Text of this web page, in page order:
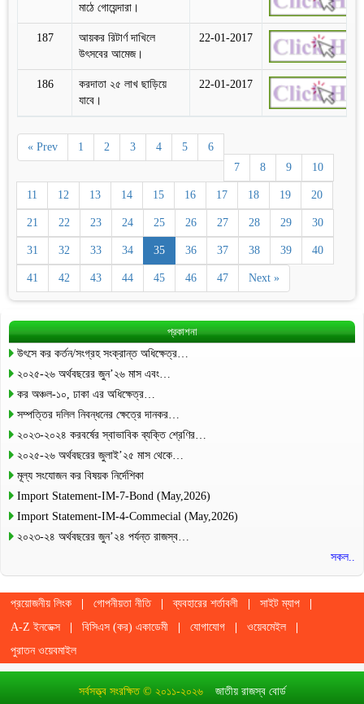
মাঠে গোয়েন্দারা।
187
আয়কর রিটার্ণ দাখিলে
উৎসবের আমেজ।
22-01-2017
186
করদাতা ২৫ লাখ ছাড়িয়ে
যাবে।
22-01-2017
« Prev 1 2 3 4 5
6
7
8 9 10
11 12 13 14 15 16 17 18 19 20
21 22 23 24 25 26 27 28 29 30
31 32 33 34 35 36 37 38 39 40
41 42 43 44 45 46 47 Next »
প্রকাশনা
উৎসে কর কর্তন/সংগ্রহ সংক্রান্ত অধিক্ষেত্র…
২০২৫-২৬ অর্থবছরের জুন’২৬ মাস এবং…
কর অঞ্চল-১০, ঢাকা এর অধিক্ষেত্র…
সম্পত্তির দলিল নিবন্ধনের ক্ষেত্রে দানকর…
২০২৩-২০২৪ করবর্ষের স্বাভাবিক ব্যক্তি শ্রেণির…
২০২৫-২৬ অর্থবছরের জুলাই’২৫ মাস থেকে…
মূল্য সংযোজন কর বিষয়ক নির্দেশিকা
Import Statement-IM-7-Bond (May,2026)
Import Statement-IM-4-Commecial (May,2026)
২০২৩-২৪ অর্থবছরের জুন’২৪ পর্যন্ত রাজস্ব…
সকল..
প্রয়োজনীয় লিংক গোপনীয়তা নীতি ব্যবহারের শর্তাবলী
সাইট ম্যাপ
A-Z ইনডেক্স
বিসিএস (কর) একাডেমী যোগাযোগ
ওয়েবমেইল
পুরাতন ওয়েবমাইল
সর্বসত্ত্ব সংরক্ষিত © ২০১১-২০২৬ জাতীয় রাজস্ব বোর্ড